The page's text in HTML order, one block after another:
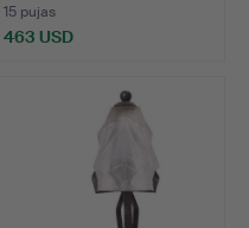
15 pujas
463 USD